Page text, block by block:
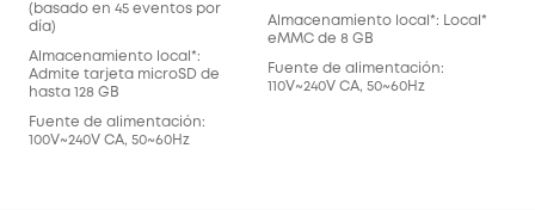
(basado en 45 eventos por
día)
Almacenamiento local*:
Admite tarjeta microSD de
hasta 128 GB
Fuente de alimentación:
100V~240V CA, 50~60Hz
Almacenamiento local*: Local*
eMMC de 8 GB
Fuente de alimentación:
110V~240V CA, 50~60Hz